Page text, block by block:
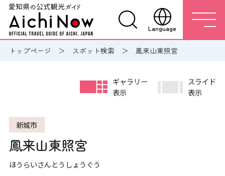
Language
トップページ スポット検索 鳳来山東照宮
新城市
鳳来山東照宮
ほうらいさんとうしょうぐう
ギャラリー
表示
スライド
表示